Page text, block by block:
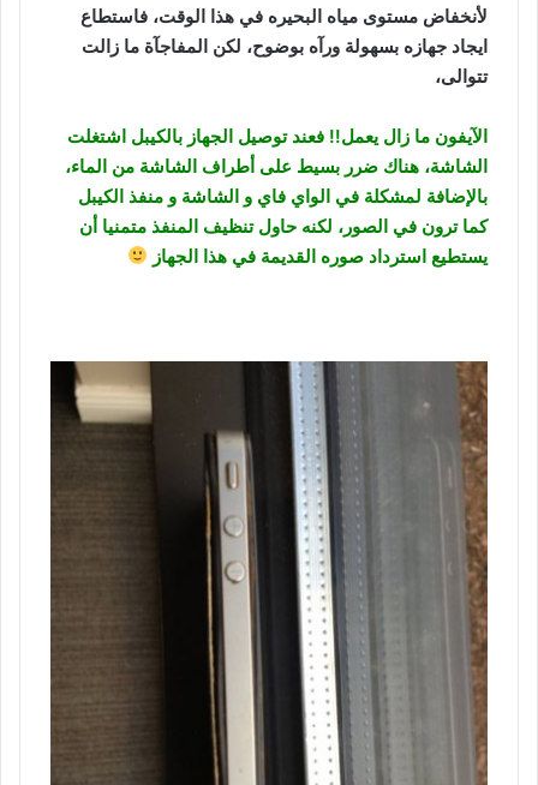
لأنخفاض مستوى مياه البحيره في هذا الوقت، فاستطاع
ايجاد جهازه بسهولة ورآه بوضوح، لكن المفاجآة ما زالت
تتوالى،
الآيفون ما زال يعمل!! فعند توصيل الجهاز بالكيبل اشتغلت
الشاشة، هناك ضرر بسيط على أطراف الشاشة من الماء،
بالإضافة لمشكلة في الواي فاي و الشاشة و منفذ الكيبل
كما ترون في الصور، لكنه حاول تنظيف المنفذ متمنيا أن
يستطيع استرداد صوره القديمة في هذا الجهاز